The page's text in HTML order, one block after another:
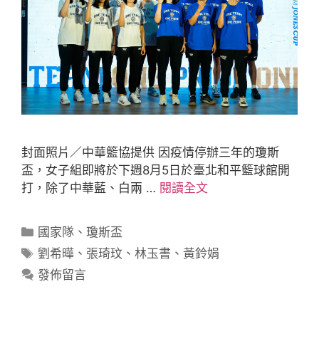
封面照片／中華籃協提供 因疫情停辦三年的瓊斯
盃，女子組即將於下週8月5日於臺北和平籃球館開
打，除了中華藍、白兩 … 閱讀全文
國家隊 、瓊斯盃
劉希曄 、 張琦玟 、林玉書 、 黃鈴娟
發佈留言